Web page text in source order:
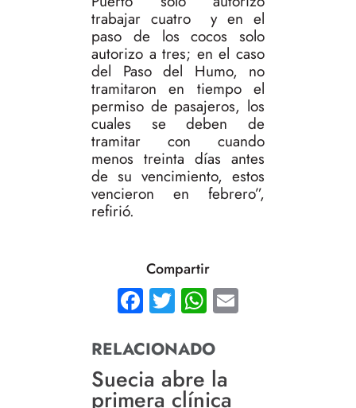
trabajar cuatro y en el
paso de los cocos solo
autorizo a tres; en el caso
del Paso del Humo, no
tramitaron en tiempo el
permiso de pasajeros, los
cuales se deben de
tramitar con cuando
menos treinta días antes
de su vencimiento, estos
vencieron en febrero”,
refirió.
Compartir
Facebook
TwitterWhatsApp
RELACIONADO
Suecia abre la
primera clínica